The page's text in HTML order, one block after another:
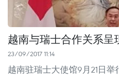
越南与瑞士合作关系呈
23/09/2017 11:14
越南驻瑞士大使馆9月21日